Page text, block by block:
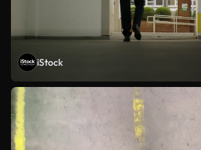
iStock